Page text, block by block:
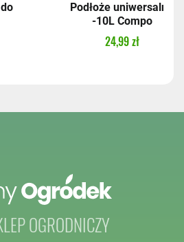
Podłoże uniwersalne
-10L Compo
24,99 zł
OGRODNICZY